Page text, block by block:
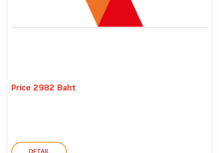
Price 2982 Baht